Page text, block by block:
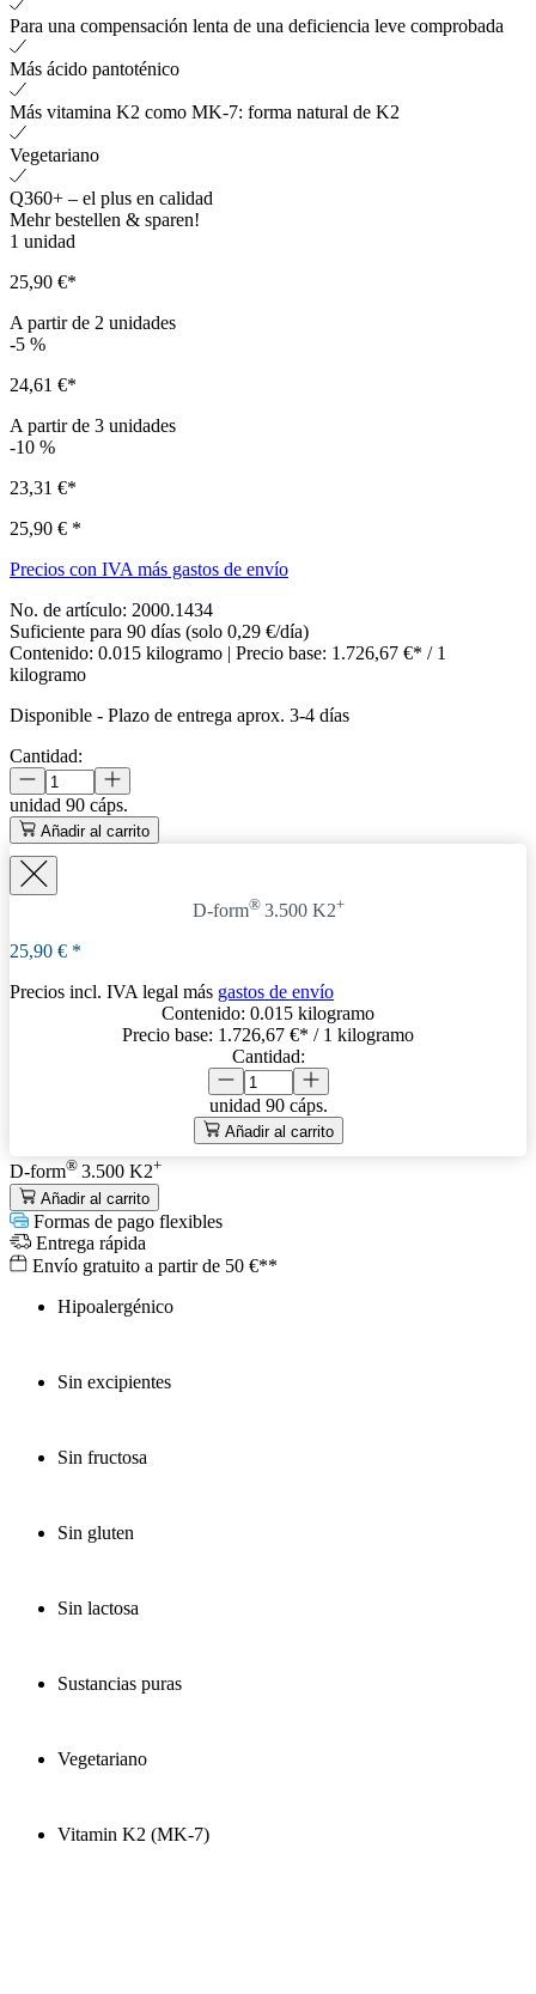
Para una compensación lenta de una deficiencia leve comprobada
Más ácido pantoténico
Más vitamina K2 como MK-7: forma natural de K2
Vegetariano
Q360+ – el plus en calidad
Mehr bestellen & sparen!
1 unidad
25,90 €*
A partir de 2 unidades
-5 %
24,61 €*
A partir de 3 unidades
-10 %
23,31 €*
25,90 € *
Precios con IVA más gastos de envío
No. de artículo: 2000.1434
Suficiente para 90 días (solo 0,29 €/día)
Contenido: 0.015 kilogramo | Precio base: 1.726,67 €* / 1
kilogramo
Disponible - Plazo de entrega aprox. 3-4 días
Cantidad:
unidad 90 cáps.
Añadir al carrito
D-form® 3.500 K2+
25,90 € *
Precios incl. IVA legal más gastos de envío
Contenido: 0.015 kilogramo
Precio base: 1.726,67 €* / 1 kilogramo
Cantidad:
unidad 90 cáps.
Añadir al carrito
D-form® 3.500 K2+
Añadir al carrito
Formas de pago flexibles
Entrega rápida
Envío gratuito a partir de 50 €**
Hipoalergénico
Sin excipientes
Sin fructosa
Sin gluten
Sin lactosa
Sustancias puras
Vegetariano
Vitamin K2 (MK-7)